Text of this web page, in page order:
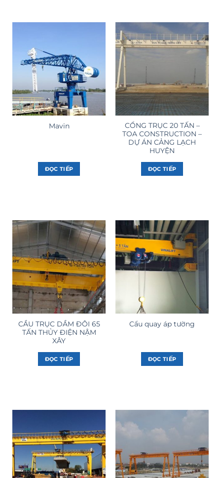
Mavin
ĐỌC TIẾP
CỔNG TRỤC 20 TẤN –
TOA CONSTRUCTION –
DỰ ÁN CẢNG LẠCH
HUYỆN
ĐỌC TIẾP
CẦU TRỤC DẦM ĐÔI 65
TẤN THỦY ĐIỆN NẬM
XÂY
ĐỌC TIẾP
Cẩu quay áp tường
ĐỌC TIẾP